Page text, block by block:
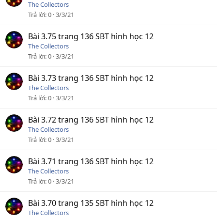
The Collectors
Trả lời 0 3/3/21
Bài 3.75 trang 136 SBT hình học 12
The Collectors
Trả lời 0 3/3/21
Bài 3.73 trang 136 SBT hình học 12
The Collectors
Trả lời 0 3/3/21
Bài 3.72 trang 136 SBT hình học 12
The Collectors
Trả lời 0 3/3/21
Bài 3.71 trang 136 SBT hình học 12
The Collectors
Trả lời 0 3/3/21
Bài 3.70 trang 135 SBT hình học 12
The Collectors